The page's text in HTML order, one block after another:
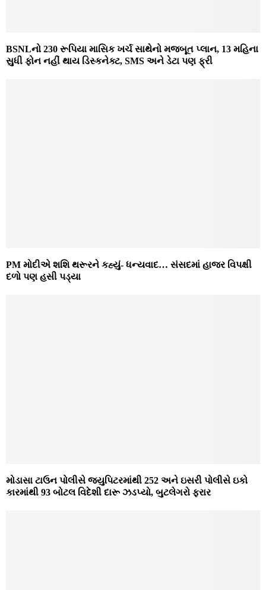
BSNLનો 230 રૂપિયા માસિક ખર્ચ સાથેનો મજબૂત પ્લાન, 13 મહિના
સુધી ફોન નહીં થાય ડિસ્કનેક્ટ, SMS અને ડેટા પણ ફ્રી
PM મોદીએ શશિ થરૂરને કહ્યું- ધન્યવાદ… સંસદમાં હાજર વિપક્ષી
દળો પણ હસી પડ્યા
મોડાસા ટાઉન પોલીસે જ્યુપિટરમાંથી 252 અને ઇસરી પોલીસે ઇકો
કારમાંથી 93 બોટલ વિદેશી દારૂ ઝડપ્યો, બુટલેગરો ફરાર